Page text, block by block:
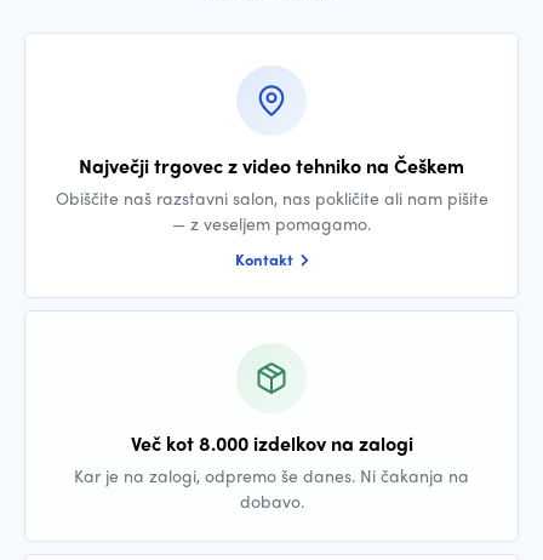
Največji trgovec z video tehniko na Češkem
Obiščite naš razstavni salon, nas pokličite ali nam pišite
— z veseljem pomagamo.
Kontakt
Več kot 8.000 izdelkov na zalogi
Kar je na zalogi, odpremo še danes. Ni čakanja na
dobavo.